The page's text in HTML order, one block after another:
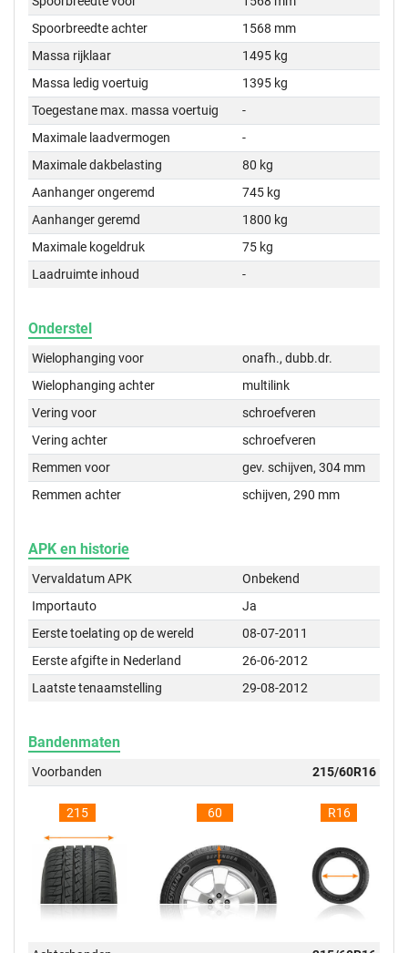
Spoorbreedte achter
1568 mm
Massa rijklaar
1495 kg
Massa ledig voertuig
1395 kg
Toegestane max. massa voertuig
-
Maximale laadvermogen
-
Maximale dakbelasting
80 kg
Aanhanger ongeremd
745 kg
Aanhanger geremd
1800 kg
Maximale kogeldruk
75 kg
Laadruimte inhoud
-
Onderstel
Wielophanging voor
onafh., dubb.dr.
Wielophanging achter
multilink
Vering voor
schroefveren
Vering achter
schroefveren
Remmen voor
gev. schijven, 304 mm
Remmen achter
schijven, 290 mm
APK en historie
Vervaldatum APK
Onbekend
Importauto
Ja
Eerste toelating op de wereld
08-07-2011
Eerste afgifte in Nederland
26-06-2012
Laatste tenaamstelling
29-08-2012
Bandenmaten
Voorbanden 215/60R16
215 60 R16